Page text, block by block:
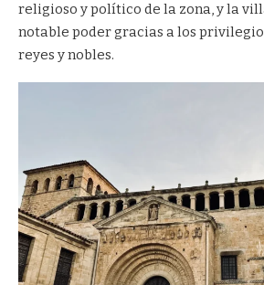
religioso y político de la zona, y la
notable poder gracias a los
reyes y nobles.